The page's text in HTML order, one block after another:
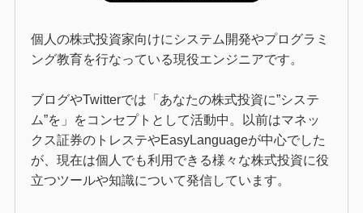
個人の株式投資家向けにシステム開発やプログラミ
ング教育を行なっている現役エンジニアです。
ブログやTwitterでは「あなたの株式投資に”システ
ム”を」をコンセプトとして活動中。以前はマネッ
クス証券のトレステやEasyLanguageが中心でした
が、現在は個人でも利用できる様々な株式投資に役
立つツールや知識について発信しています。